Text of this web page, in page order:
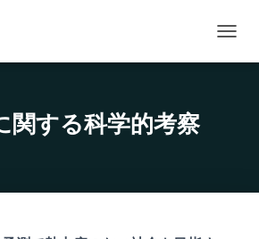
ビ
関する科学的考察